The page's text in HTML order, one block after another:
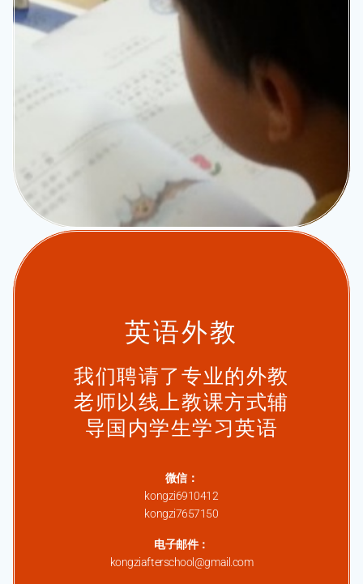
英语外教
我们聘请了专业的外教
老师以线上教课方式辅
导国内学生学习英语
微信：
kongzi6910412
kongzi7657150
电子邮件：
kongziafterschool@gmail.com